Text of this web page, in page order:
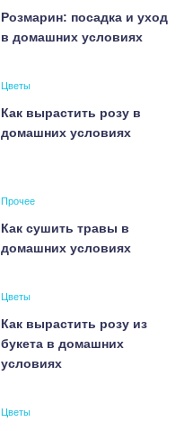
Розмарин: посадка и уход
в домашних условиях
Цветы
Как вырастить розу в
домашних условиях
Прочее
Как сушить травы в
домашних условиях
Цветы
Как вырастить розу из
букета в домашних
условиях
Цветы